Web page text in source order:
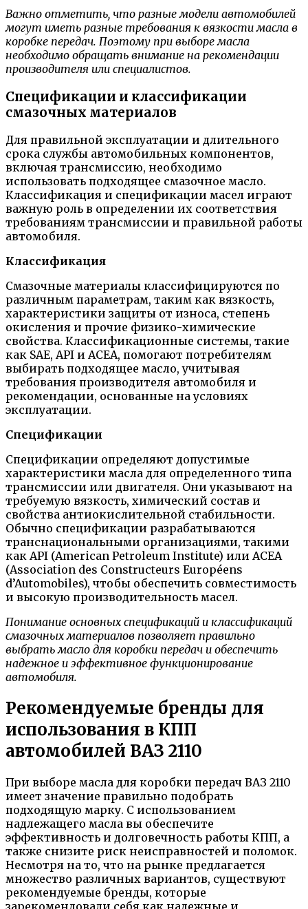
Важно отметить, что разные модели автомобилей
могут иметь разные требования к вязкости масла в
коробке передач. Поэтому при выборе масла
необходимо обращать внимание на рекомендации
производителя или специалистов.
Спецификации и классификации
смазочных материалов
Для правильной эксплуатации и длительного
срока службы автомобильных компонентов,
включая трансмиссию, необходимо
использовать подходящее смазочное масло.
Классификация и спецификации масел играют
важную роль в определении их соответствия
требованиям трансмиссии и правильной работы
автомобиля.
Классификация
Смазочные материалы классифицируются по
различным параметрам, таким как вязкость,
характеристики защиты от износа, степень
окисления и прочие физико-химические
свойства. Классификационные системы, такие
как SAE, API и ACEA, помогают потребителям
выбирать подходящее масло, учитывая
требования производителя автомобиля и
рекомендации, основанные на условиях
эксплуатации.
Спецификации
Спецификации определяют допустимые
характеристики масла для определенного типа
трансмиссии или двигателя. Они указывают на
требуемую вязкость, химический состав и
свойства антиокислительной стабильности.
Обычно спецификации разрабатываются
транснациональными организациями, такими
как API (American Petroleum Institute) или ACEA
(Association des Constructeurs Européens
d’Automobiles), чтобы обеспечить совместимость
и высокую производительность масел.
Понимание основных спецификаций и классификаций
смазочных материалов позволяет правильно
выбрать масло для коробки передач и обеспечить
надежное и эффективное функционирование
автомобиля.
Рекомендуемые бренды для
использования в КПП
автомобилей ВАЗ 2110
При выборе масла для коробки передач ВАЗ 2110
имеет значение правильно подобрать
подходящую марку. С использованием
надлежащего масла вы обеспечите
эффективность и долговечность работы КПП, а
также снизите риск неисправностей и поломок.
Несмотря на то, что на рынке предлагается
множество различных вариантов, существуют
рекомендуемые бренды, которые